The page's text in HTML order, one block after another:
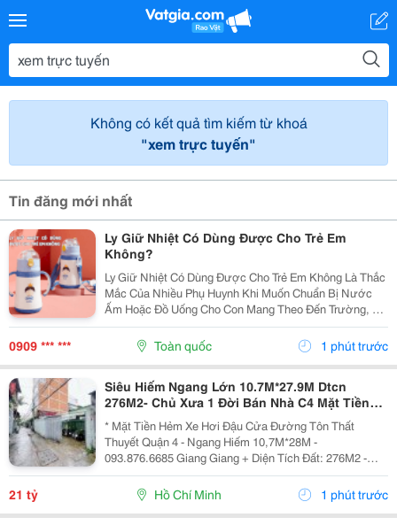
Không có kết quả tìm kiếm từ khoá
"xem trực tuyến"
Tin đăng mới nhất
Ly Giữ Nhiệt Có Dùng Được Cho Trẻ Em
Không?
Ly Giữ Nhiệt Có Dùng Được Cho Trẻ Em Không Là Thắc
Mắc Của Nhiều Phụ Huynh Khi Muốn Chuẩn Bị Nước
Ấm Hoặc Đồ Uống Cho Con Mang Theo Đến Trường, Đi
Chơi Hoặc Tham Gia Các Hoạt Động Ngoài Trời. Thực
Tế, Trẻ Em Hoàn Toàn Có Thể Sử Dụng Ly Giữ Nhiệt
0909 *** *** Toàn quốc 1 phút trước
Siêu Hiếm Ngang Lớn 10.7M*27.9M Dtcn
276M2- Chủ Xưa 1 Đời Bán Nhà C4 Mặt Tiền
Hxh 8M Đ.tôn Thất Thuyết, Quận 4- Chỉ 21T-
Giang Giang
* Mặt Tiền Hẻm Xe Hơi Đậu Cửa Đường Tôn Thất
Thuyết Quận 4 - Ngang Hiếm 10,7M*28M -
093.876.6685 Giang Giang + Diện Tích Đất: 276M2 -
Ngang 9,4M Nở Hậu 10,7M * 27,9M. + Phù Hợp Chủ
Mới Xây Vp Công Ty, Căn Hộ Dịch Vụ Cao Cấp, &Hellip;.
+ Cách Mặt...
21 tỷ Hồ Chí Minh 1 phút trước